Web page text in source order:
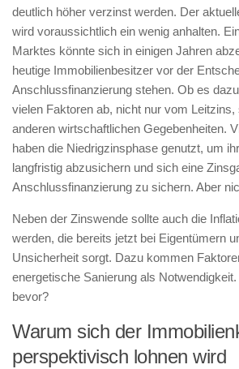
deutlich höher verzinst werden. Der
wird voraussichtlich ein wenig anhalten.
Marktes könnte sich in einigen Jahren
heutige Immobilienbesitzer vor der
Anschlussfinanzierung stehen. Ob es
vielen Faktoren ab, nicht nur vom
anderen wirtschaftlichen Gegebenheiten.
haben die Niedrigzinsphase genutzt, um
langfristig abzusichern und sich eine
Anschlussfinanzierung zu sichern. Aber
Neben der Zinswende sollte auch die
werden, die bereits jetzt bei Eigentümern
Unsicherheit sorgt. Dazu kommen
energetische Sanierung als
bevor?
Warum sich der
perspektivisch lohnen wird